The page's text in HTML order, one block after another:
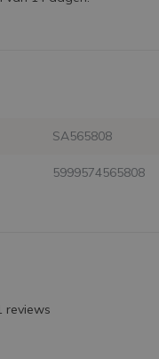
SA565808
5999574565808
reviews